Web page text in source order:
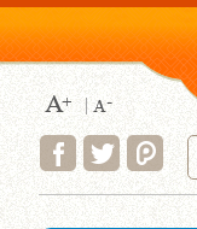
到
主
要
內
容
區
塊